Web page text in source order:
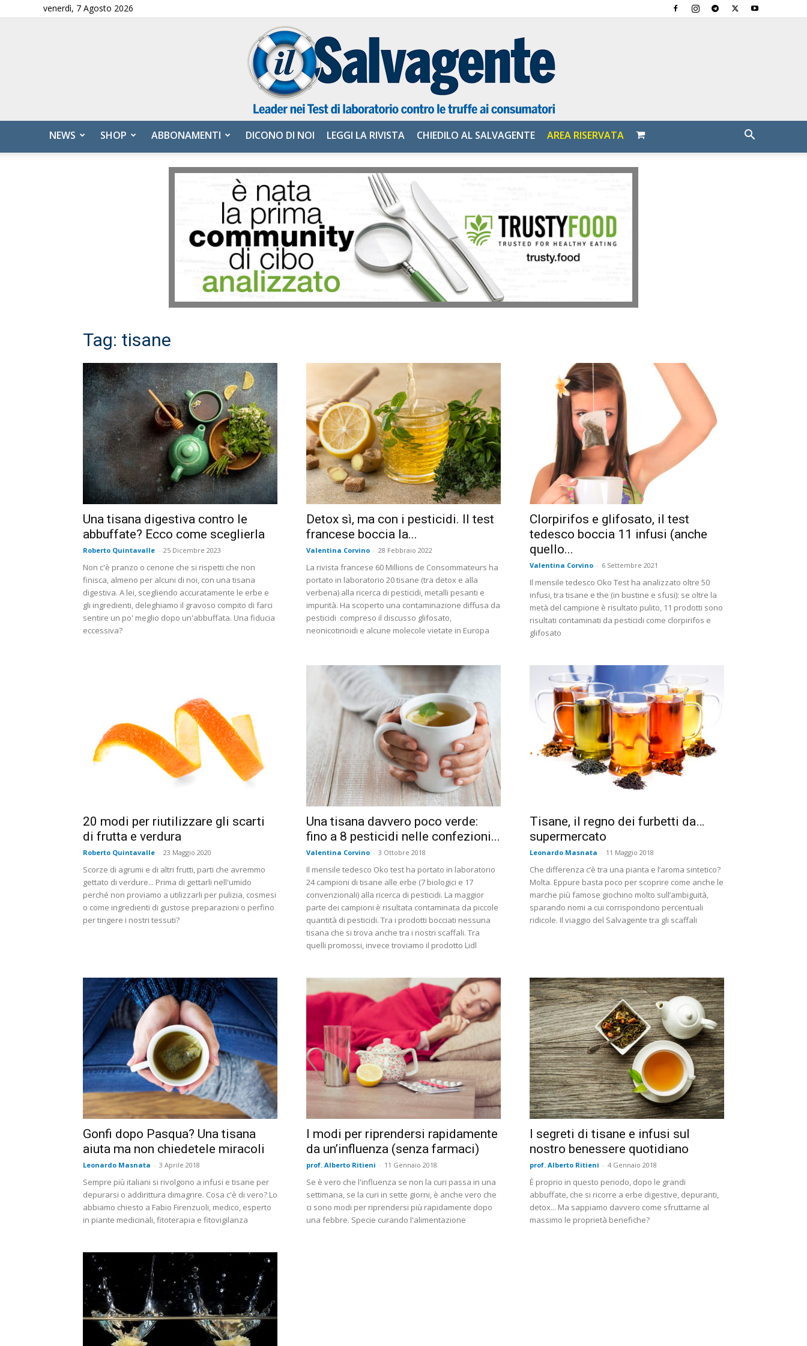
venerdì, 7 Agosto 2026
Salvagente
NEWS SHOP ABBONAMENTI DICONO DI NOI LEGGI LA RIVISTA CHIEDILO AL SALVAGENTE AREA RISERVATA
Tag: tisane
Una tisana digestiva contro le
abbuffate? Ecco come sceglierla
Roberto Quintavalle - 25 Dicembre 2023
Non c'è pranzo o cenone che si rispetti che non
finisca, almeno per alcuni di noi, con una tisana
digestiva. A lei, scegliendo accuratamente le erbe e
gli ingredienti, deleghiamo il gravoso compito di farci
sentire un po' meglio dopo un'abbuffata. Una fiducia
eccessiva?
Detox sì, ma con i pesticidi. Il test
francese boccia la...
Valentina Corvino - 28 Febbraio 2022
La rivista francese 60 Millions de Consommateurs ha
portato in laboratorio 20 tisane (tra detox e alla
verbena) alla ricerca di pesticidi, metalli pesanti e
impurità. Ha scoperto una contaminazione diffusa da
pesticidi compreso il discusso glifosato,
neonicotinoidi e alcune molecole vietate in Europa
Clorpirifos e glifosato, il test
tedesco boccia 11 infusi (anche
quello...
Valentina Corvino - 6 Settembre 2021
Il mensile tedesco Oko Test ha analizzato oltre 50
infusi, tra tisane e the (in bustine e sfusi): se oltre la
metà del campione è risultato pulito, 11 prodotti sono
risultati contaminati da pesticidi come clorpirifos e
glifosato
20 modi per riutilizzare gli scarti
di frutta e verdura
Roberto Quintavalle - 23 Maggio 2020
Scorze di agrumi e di altri frutti, parti che avremmo
gettato di verdure... Prima di gettarli nell'umido
perché non proviamo a utilizzarli per pulizia, cosmesi
o come ingredienti di gustose preparazioni o perfino
per tingere i nostri tessuti?
Una tisana davvero poco verde:
fino a 8 pesticidi nelle confezioni...
Valentina Corvino - 3 Ottobre 2018
Il mensile tedesco Oko test ha portato in laboratorio
24 campioni di tisane alle erbe (7 biologici e 17
convenzionali) alla ricerca di pesticidi. La maggior
parte dei campioni è risultata contaminata da piccole
quantità di pesticidi. Tra i prodotti bocciati nessuna
tisana che si trova anche tra i nostri scaffali. Tra
quelli promossi, invece troviamo il prodotto Lidl
Tisane, il regno dei furbetti da…
supermercato
Leonardo Masnata - 11 Maggio 2018
Che differenza c’è tra una pianta e l’aroma sintetico?
Molta. Eppure basta poco per scoprire come anche le
marche più famose giochino molto sull’ambiguità,
sparando nomi a cui corrispondono percentuali
ridicole. Il viaggio del Salvagente tra gli scaffali
Gonfi dopo Pasqua? Una tisana
aiuta ma non chiedetele miracoli
Leonardo Masnata - 3 Aprile 2018
Sempre più italiani si rivolgono a infusi e tisane per
depurarsi o addirittura dimagrire. Cosa c'è di vero? Lo
abbiamo chiesto a Fabio Firenzuoli, medico, esperto
in piante medicinali, fitoterapia e fitovigilanza
I modi per riprendersi rapidamente
da un’influenza (senza farmaci)
prof. Alberto Ritieni - 11 Gennaio 2018
Se è vero che l'influenza se non la curi passa in una
settimana, se la curi in sette giorni, è anche vero che
ci sono modi per riprendersi più rapidamente dopo
una febbre. Specie curando l'alimentazione
I segreti di tisane e infusi sul
nostro benessere quotidiano
prof. Alberto Ritieni - 4 Gennaio 2018
È proprio in questo periodo, dopo le grandi
abbuffate, che si ricorre a erbe digestive, depuranti,
detox... Ma sappiamo davvero come sfruttarne al
massimo le proprietà benefiche?